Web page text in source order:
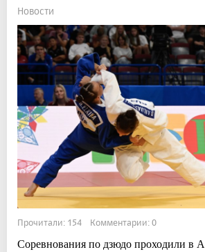
Новости
Прочитали: 154 Комментарии: 0
Соревнования по дзюдо проходили в